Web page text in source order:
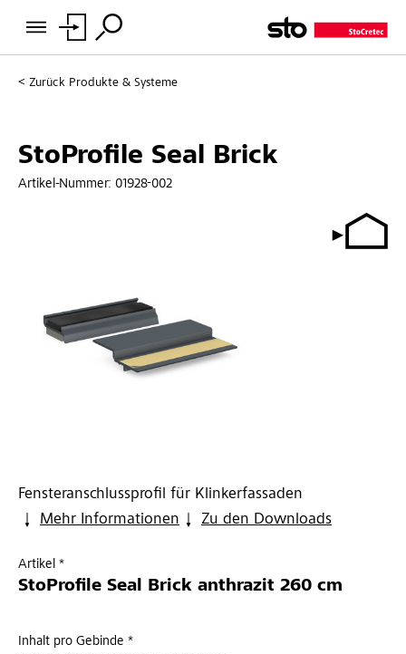
Zurück Produkte & Systeme
StoProfile Seal Brick
Artikel-Nummer: 01928-002
Fensteranschlussprofil für Klinkerfassaden
Mehr Informationen
Zu den Downloads
Artikel *
StoProfile Seal Brick anthrazit 260 cm
Inhalt pro Gebinde *